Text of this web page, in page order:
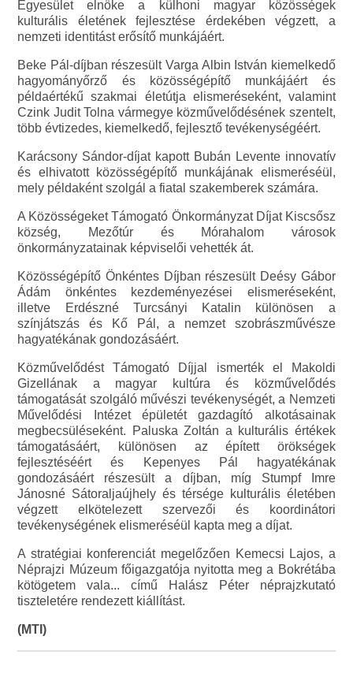
Egyesület elnöke a külhoni magyar közösségek
kulturális életének fejlesztése érdekében végzett, a
nemzeti identitást erősítő munkájáért.
Beke Pál-díjban részesült Varga Albin István kiemelkedő
hagyományőrző és közösségépítő munkájáért és
példaértékű szakmai életútja elismeréseként, valamint
Czink Judit Tolna vármegye közművelődésének szentelt,
több évtizedes, kiemelkedő, fejlesztő tevékenységéért.
Karácsony Sándor-díjat kapott Bubán Levente innovatív
és elhivatott közösségépítő munkájának elismeréséül,
mely példaként szolgál a fiatal szakemberek számára.
A Közösségeket Támogató Önkormányzat Díjat Kiscsősz
község, Mezőtúr és Mórahalom városok
önkormányzatainak képviselői vehették át.
Közösségépítő Önkéntes Díjban részesült Deésy Gábor
Ádám önkéntes kezdeményezései elismeréseként,
illetve Erdészné Turcsányi Katalin különösen a
színjátszás és Kő Pál, a nemzet szobrászművésze
hagyatékának gondozásáért.
Közművelődést Támogató Díjjal ismerték el Makoldi
Gizellának a magyar kultúra és közművelődés
támogatását szolgáló művészi tevékenységét, a Nemzeti
Művelődési Intézet épületét gazdagító alkotásainak
megbecsüléseként. Paluska Zoltán a kulturális értékek
támogatásáért, különösen az épített örökségek
fejlesztéséért és Kepenyes Pál hagyatékának
gondozásáért részesült a díjban, míg Stumpf Imre
Jánosné Sátoraljaújhely és térsége kulturális életében
végzett elkötelezett szervezői és koordinátori
tevékenységének elismeréséül kapta meg a díjat.
A stratégiai konferenciát megelőzően Kemecsi Lajos, a
Néprajzi Múzeum főigazgatója nyitotta meg a Bokrétába
kötögetem vala... című Halász Péter néprajzkutató
tiszteletére rendezett kiállítást.
(MTI)